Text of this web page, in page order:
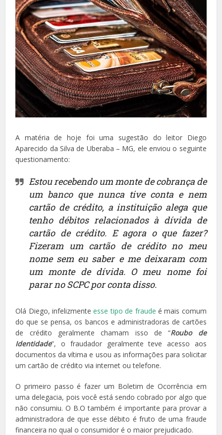
A matéria de hoje foi uma sugestão do leitor Diego
Aparecido da Silva de Uberaba – MG, ele enviou o seguinte
questionamento:
Estou recebendo um monte de cobrança de
um banco que nunca tive conta e nem
cartão de crédito, a instituição alega que
tenho débitos relacionados à dívida de
cartão de crédito. E agora o que fazer?
Fizeram um cartão de crédito no meu
nome sem eu saber e me deixaram com
um monte de dívida. O meu nome foi
parar no SCPC por conta disso.
Olá Diego, infelizmenteesse tipo de fraude é mais comum
do que se pensa, os bancos e administradoras de cartões
de crédito geralmente chamam isso de “Roubo de
Identidade”, o fraudador geralmente teve acesso aos
documentos da vítima e usou as informações para solicitar
um cartão de crédito via internet ou telefone.
O primeiro passo é fazer um Boletim de Ocorrência em
uma delegacia, pois você está sendo cobrado por algo que
não consumiu. O B.O também é importante para provar a
administradora de que esse débito é fruto de uma fraude
financeira no qual o consumidor é o maior prejudicado.